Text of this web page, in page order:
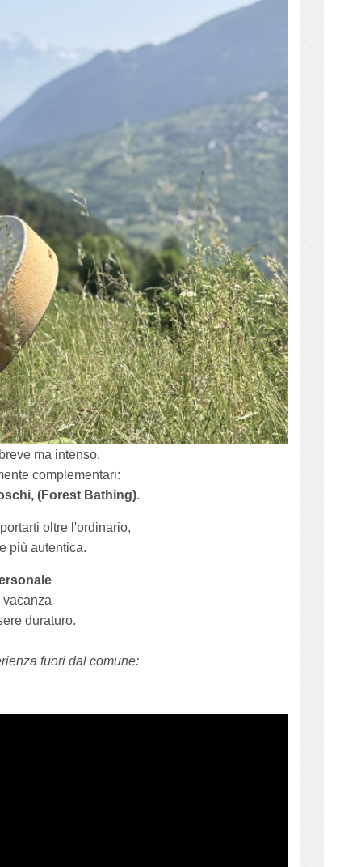
ma intenso.
complementari:
(Forest Bathing).
oltre l'ordinario,
più autentica.
duraturo.
fuori dal comune: